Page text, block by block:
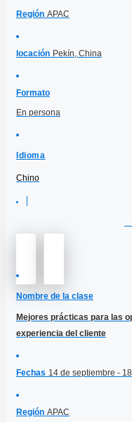
Región APAC
locación Pekín, China
Formato
En persona
Idioma
Chino
Nombre de la clase
Mejores prácticas para las
experiencia del cliente
Fechas 14 de septiembre -
Región APAC